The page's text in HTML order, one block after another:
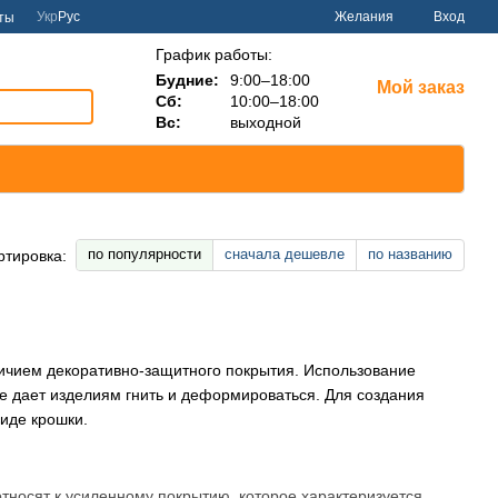
Укр Рус Желания Вход
График работы:
Будние:
9:00–18:00
Сб:
10:00–18:00
Вс:
выходной
Мой заказ
по популярности сначала дешевле по названию
декоративно-защитного покрытия. Использование
дает изделиям гнить и деформироваться. Для создания
крошки.